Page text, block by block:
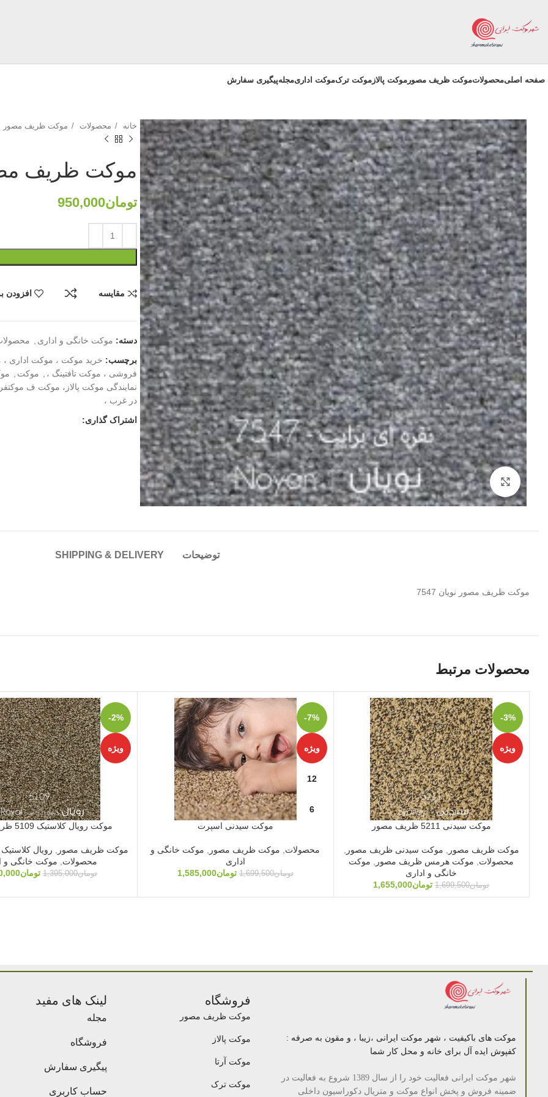
صفحه اصلیمحصولاتموکت ظریف مصور موکت پالاز موکت ترکموکت اداریمجلهپیگیری سفارش
بزرگنمایی تصویر
خانه محصولات موکت ظریف مصور
موکت ظریف مصور
تومان950,000
مقایسه افزودن
دسته: موکت خانگی و اداری
برچسب: خرید موکت ، موکت اداری
فروشی ، موکت تافتینگ ،
موکت
نمایندگی موکت پالاز، موکت ف
در غرب ،
اشتراک گذاری:
توضیحات SHIPPING & DELIVERY
موکت ظریف مصور نویان 7547
محصولات مرتبط
-3%
ویژه
موکت سیدنی 5211 ظریف مصور
موکت ظریف مصور موکت سیدنی ظریف مصور
محصولات
موکت هرمس ظریف مصور
موکت
خانگی و اداری
تومان1,699,500 تومان1,655,000
-7%
ویژه
12
6
موکت سیدنی اسپرت
محصولات موکت ظریف مصور
موکت خانگی و
اداری
تومان1,699,500 تومان1,585,000
-2%
ویژه
موکت رویال کلاستیک 5109 ظریف مصور
موکت ظریف مصور رویال
محصولات
موکت خانگی و
تومان1,395,000 تومان
موکت های باکیفیت ، شهر موکت ایرانی ،زیبا ، و مقون به صرفه :
کفپوش ایده آل برای خانه و محل کار شما
شهر موکت ایرانی فعالیت خود را از سال 1389 شروع به فعالیت در
ضمینه فروش و پخش انواع موکت و متریال دکوراسیون داخلی
فروشگاه
موکت ظریف مصور
موکت پالاز
موکت آرتا
موکت ترک
لینک های مفید
مجله
فروشگاه
پیگیری سفارش
حساب کاربری